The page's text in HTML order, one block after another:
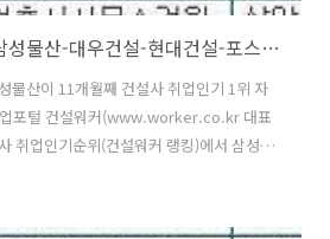
2월 건설워커 랭킹…삼성물산-대우건설-현대건설-포스코건설 순 건설사 취업인기
물산이 11개월째 건설사 취업인기 1위 자
포털 건설워커(www.worker.co.kr 대표
취업인기순위(건설워커 랭킹)에서 삼성물
우종합건축사사무소(건축설계), 은민에스